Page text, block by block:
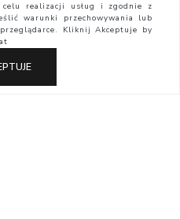
realizacji usług i zgodnie z
warunki przechowywania lub
KliknijAkceptuje by